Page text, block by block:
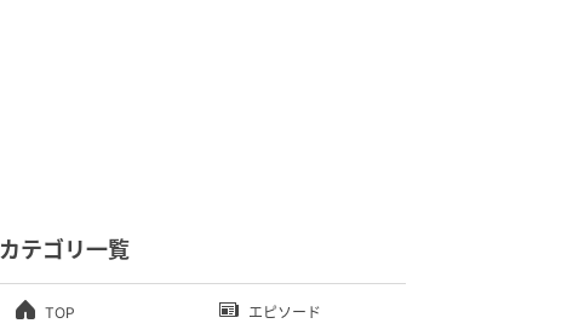
カテゴリ一覧
TOP エピソード